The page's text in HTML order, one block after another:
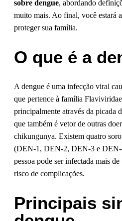
sobre dengue, abordando
muito mais. Ao final, você estará
proteger sua família.
O que é a
A dengue é uma infecção viral
que pertence à família
principalmente através da picada
que também é vetor de outras
chikungunya. Existem quatro
(DEN-1, DEN-2, DEN-3 e DEN-
pessoa pode ser infectada mais
risco de complicações.
Principais